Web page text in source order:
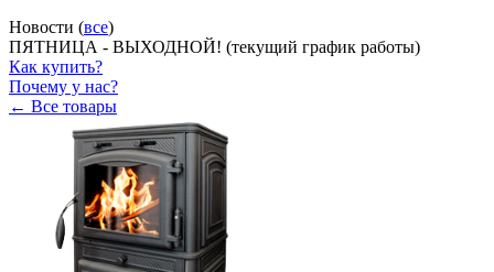
Новости (все)
ПЯТНИЦА - ВЫХОДНОЙ! (текущий график работы)
Как купить?
Почему у нас?
← Все товары